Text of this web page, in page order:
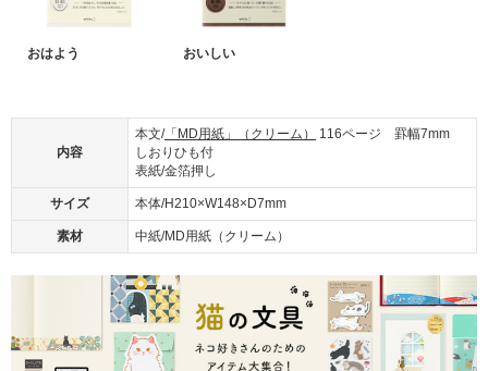
おはよう おいしい
内容
本文/「MD用紙」（クリーム）
116ページ 罫幅7mm
しおりひも付
表紙/金箔押し
サイズ 本体/H210×W148×D7mm
素材 中紙/MD用紙（クリーム）